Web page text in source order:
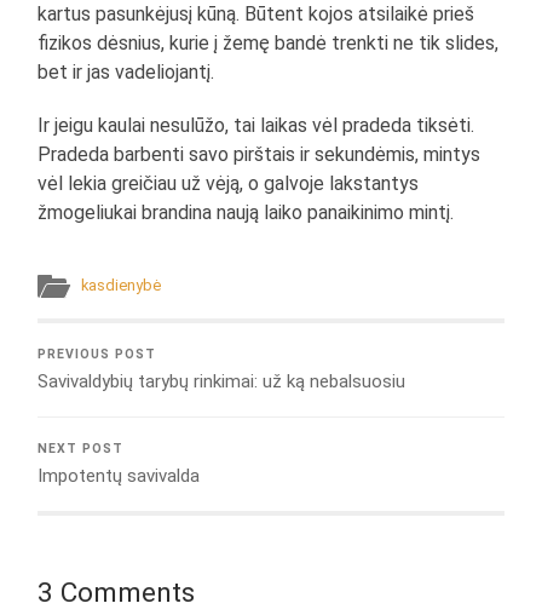
kartus pasunkėjusį kūną. Būtent kojos atsilaikė prieš
fizikos dėsnius, kurie į žemę bandė trenkti ne tik slides,
bet ir jas vadeliojantį.
Ir jeigu kaulai nesulūžo, tai laikas vėl pradeda tiksėti.
Pradeda barbenti savo pirštais ir sekundėmis, mintys
vėl lekia greičiau už vėją, o galvoje lakstantys
žmogeliukai brandina naują laiko panaikinimo mintį.
kasdienybė
PREVIOUS POST
Savivaldybių tarybų rinkimai: už ką nebalsuosiu
NEXT POST
Impotentų savivalda
3 Comments